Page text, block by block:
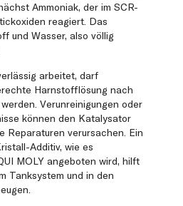
Ammoniak, der im SCR-
reagiert. Das
und Wasser, also völlig
arbeitet, darf
Harnstofflösung nach
Verunreinigungen oder
können den Katalysator
Reparaturen verursachen. Ein
Additiv, wie es
MOLY angeboten wird, hilft
Tanksystem und in den